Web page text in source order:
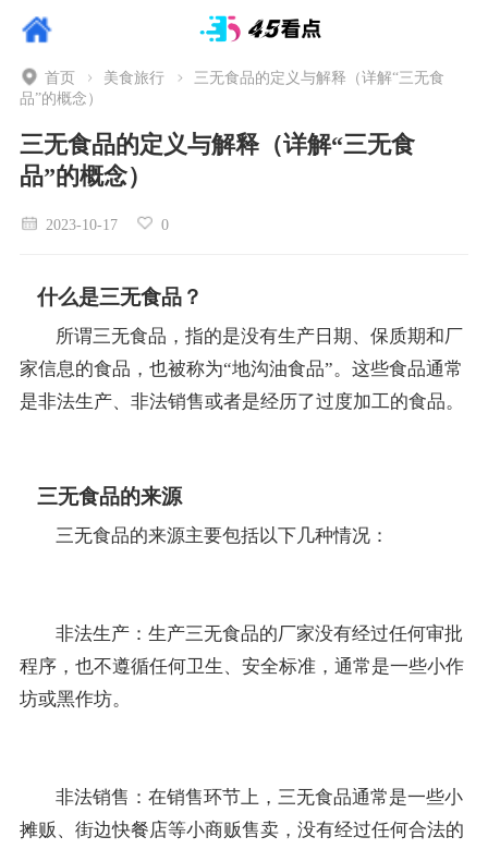
首页 美食旅行
三无食品的定义与解释（详解“三无食
品”的概念）
三无食品的定义与解释（详解“三无食
品”的概念）
2023-10-17 0
什么是三无食品？
所谓三无食品，指的是没有生产日期、保质期和厂
家信息的食品，也被称为“地沟油食品”。这些食品通常
是非法生产、非法销售或者是经历了过度加工的食品。
三无食品的来源
三无食品的来源主要包括以下几种情况：
非法生产：生产三无食品的厂家没有经过任何审批
程序，也不遵循任何卫生、安全标准，通常是一些小作
坊或黑作坊。
非法销售：在销售环节上，三无食品通常是一些小
摊贩、街边快餐店等小商贩售卖，没有经过任何合法的